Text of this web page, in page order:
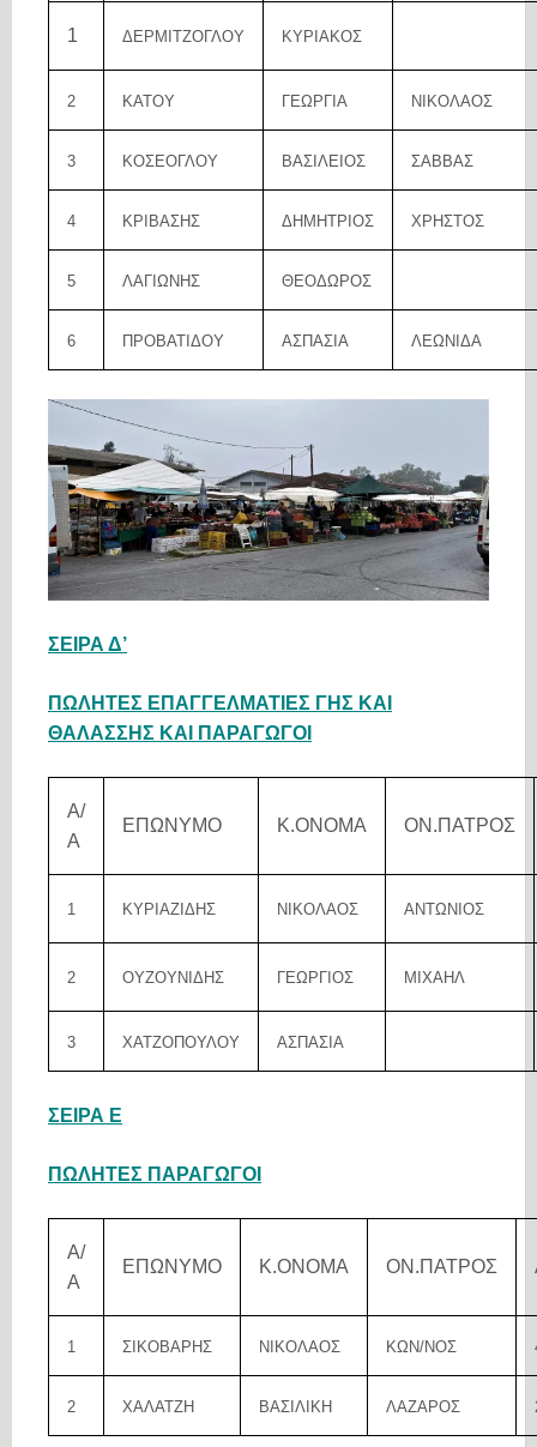
1 ΔΕΡΜΙΤΖΟΓΛΟΥ ΚΥΡΙΑΚΟΣ
2 ΚΑΤΟΥ ΓΕΩΡΓΙΑ ΝΙΚΟΛΑΟΣ
3 ΚΟΣΕΟΓΛΟΥ ΒΑΣΙΛΕΙΟΣ ΣΑΒΒΑΣ
4 ΚΡΙΒΑΣΗΣ ΔΗΜΗΤΡΙΟΣ ΧΡΗΣΤΟΣ
5 ΛΑΓΙΩΝΗΣ ΘΕΟΔΩΡΟΣ
6 ΠΡΟΒΑΤΙΔΟΥ ΑΣΠΑΣΙΑ ΛΕΩΝΙΔΑ
ΣΕΙΡΑ Δ’
ΠΩΛΗΤΕΣ ΕΠΑΓΓΕΛΜΑΤΙΕΣ ΓΗΣ ΚΑΙ
ΘΑΛΑΣΣΗΣ ΚΑΙ ΠΑΡΑΓΩΓΟΙ
Α/
Α
ΕΠΩΝΥΜΟ Κ.ΟΝΟΜΑ ΟΝ.ΠΑΤΡΟΣ
1 ΚΥΡΙΑΖΙΔΗΣ ΝΙΚΟΛΑΟΣ ΑΝΤΩΝΙΟΣ
2 ΟΥΖΟΥΝΙΔΗΣ ΓΕΩΡΓΙΟΣ ΜΙΧΑΗΛ
3 ΧΑΤΖΟΠΟΥΛΟΥ ΑΣΠΑΣΙΑ
ΣΕΙΡΑ Ε
ΠΩΛΗΤΕΣ ΠΑΡΑΓΩΓΟΙ
Α/
Α
ΕΠΩΝΥΜΟ Κ.ΟΝΟΜΑ ΟΝ.ΠΑΤΡΟΣ
1 ΣΙΚΟΒΑΡΗΣ ΝΙΚΟΛΑΟΣ ΚΩΝ/ΝΟΣ
2 ΧΑΛΑΤΖΗ ΒΑΣΙΛΙΚΗ ΛΑΖΑΡΟΣ